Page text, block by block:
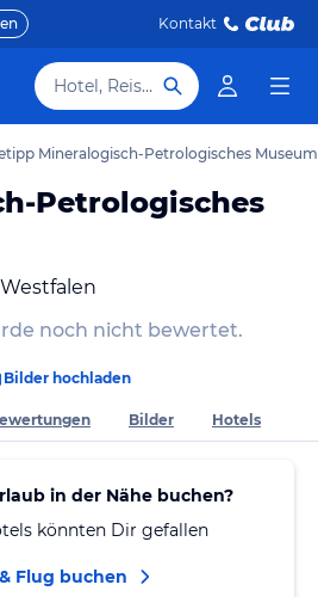
Kontakt
Hotel, Reiseziel
Mineralogisch-Petrologisches Museum
Petrologisches
noch nicht bewertet.
Bilder hochladen
Bilder Hotels
in der Nähe buchen?
könnten Dir gefallen
Flug buchen